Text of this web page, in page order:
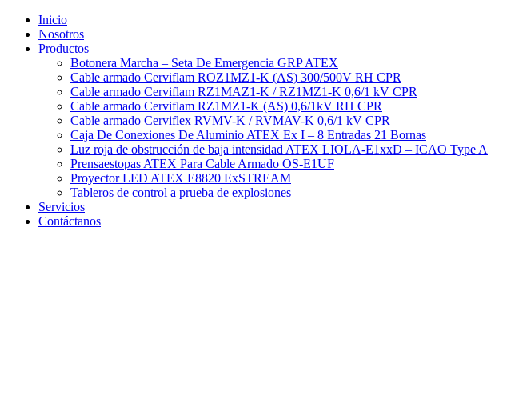
contenido
Inicio
Nosotros
Productos
Botonera Marcha – Seta De Emergencia GRP ATEX
Cable armado Cerviflam ROZ1MZ1-K (AS) 300/500V RH CPR
Cable armado Cerviflam RZ1MAZ1-K / RZ1MZ1-K 0,6/1 kV CPR
Cable armado Cerviflam RZ1MZ1-K (AS) 0,6/1kV RH CPR
Cable armado Cerviflex RVMV-K / RVMAV-K 0,6/1 kV CPR
Caja De Conexiones De Aluminio ATEX Ex I – 8 Entradas 21 Bornas
Luz roja de obstrucción de baja intensidad ATEX LIOLA-E1xxD – ICAO Type A
Prensaestopas ATEX Para Cable Armado OS-E1UF
Proyector LED ATEX E8820 ExSTREAM
Tableros de control a prueba de explosiones
Servicios
Contáctanos